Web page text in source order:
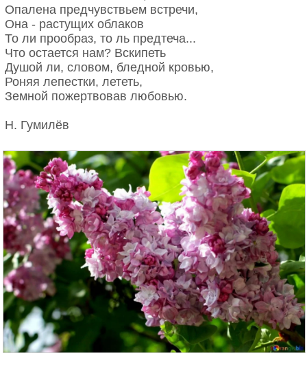
Опалена предчувствьем встречи,
Она - растущих облаков
То ли прообраз, то ль предтеча...
Что остается нам? Вскипеть
Душой ли, словом, бледной кровью,
Роняя лепестки, лететь,
Земной пожертвовав любовью.
Н. Гумилёв